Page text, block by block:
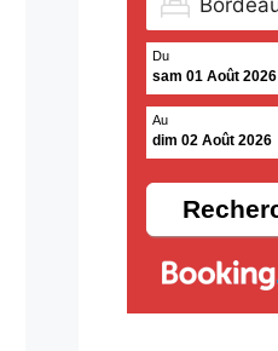
Du
sam 01 Août 2026
Au
dim 02 Août 2026